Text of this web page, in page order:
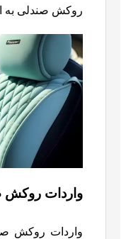
روکش صندلی به
واردات روکش
واردات روکش